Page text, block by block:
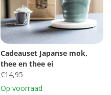
Cadeauset Japanse mok,
thee en thee ei
€14,95
Op voorraad